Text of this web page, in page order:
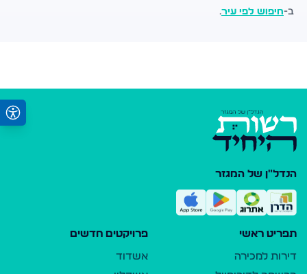
ב-חיפוש לפי עיר.
הנדל"ן של המגזר
תפריט ראשי
דירות למכירה
פרויקטים חדשים
אשדוד